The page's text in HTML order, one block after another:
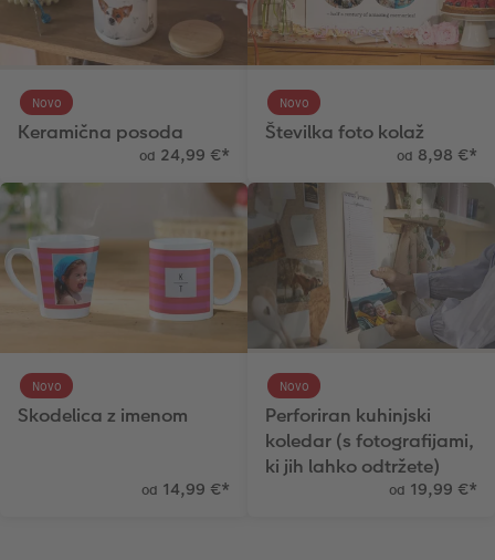
Keramična posoda
Novo
od 24,99 €*
Številka foto kolaž
Novo
od 8,98 €*
Skodelica z imenom
Novo
od 14,99 €*
Perforiran kuhinjski
koledar (s fotografijami,
ki jih lahko odtržete)
Novo
od 19,99 €*